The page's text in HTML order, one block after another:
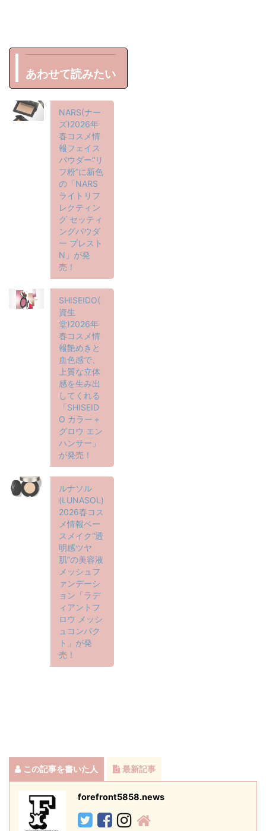
あわせて読みたい
NARS(ナー
ズ)2026年
春コスメ情
報フェイス
パウダー“リ
フ粉”に新色
の「NARS
ライトリフ
レクティン
グ セッティ
ングパウダ
ー プレスト
N」が発
売！
SHISEIDO(
資生
堂)2026年
春コスメ情
報艶めきと
血色感で、
上質な立体
感を生み出
してくれる
「SHISEID
O カラー＋
グロウ エン
ハンサー」
が発売！
ルナソル
(LUNASOL)
2026春コス
メ情報ベー
スメイク“透
明感ツヤ
肌”の美容液
メッシュフ
ァンデーシ
ョン「ラデ
ィアントフ
ロウ メッシ
ュコンパク
ト」が発
売！
この記事を書いた人 最新記事
forefront5858.news